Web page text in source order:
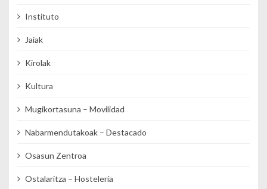
Instituto
Jaiak
Kirolak
Kultura
Mugikortasuna – Movilidad
Nabarmendutakoak – Destacado
Osasun Zentroa
Ostalaritza – Hostelería